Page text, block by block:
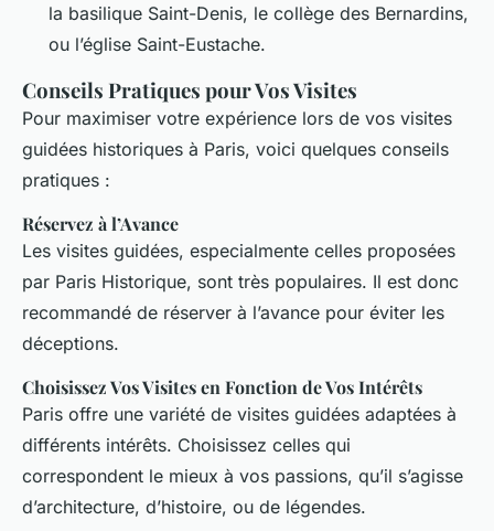
la basilique Saint-Denis, le collège des Bernardins,
ou l’église Saint-Eustache.
Conseils Pratiques pour Vos Visites
Pour maximiser votre expérience lors de vos visites
guidées historiques à Paris, voici quelques conseils
pratiques :
Réservez à l’Avance
Les visites guidées, especialmente celles proposées
par Paris Historique, sont très populaires. Il est donc
recommandé de réserver à l’avance pour éviter les
déceptions.
Choisissez Vos Visites en Fonction de Vos Intérêts
Paris offre une variété de visites guidées adaptées à
différents intérêts. Choisissez celles qui
correspondent le mieux à vos passions, qu’il s’agisse
d’architecture, d’histoire, ou de légendes.